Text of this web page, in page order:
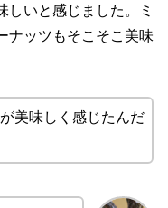
しいと感じました。ミ
ナッツもそこそこ美味
美味しく感じたんだ